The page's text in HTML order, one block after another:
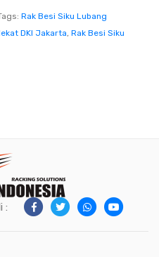
Rak Besi Siku Lubang
DKI Jakarta, Rak Besi Siku
: